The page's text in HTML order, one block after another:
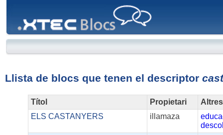
Llista de blocs que tenen el descriptor
Títol Propietari
ELS CASTANYERS
illamaza